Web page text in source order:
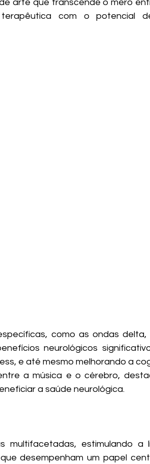
arte que transcende o mero
com o potencial
como as ondas
neurológicos
e até mesmo melhorando a
a música e o cérebro,
a saúde neurológica.
estimulando a
desempenham um papel